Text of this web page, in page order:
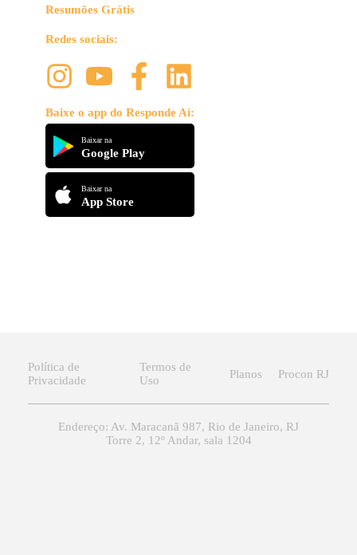
Resumões Grátis
Redes sociais:
Baixe o app do Responde Aí:
Baixar na
Google Play
Baixar na
App Store
Política de
Privacidade
Termos de
Uso
Planos Procon RJ
Endereço: Av. Maracanã 987, Rio de Janeiro, RJ
Torre 2, 12º Andar, sala 1204